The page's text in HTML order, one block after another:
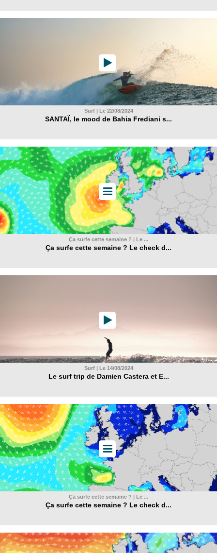
Surf | Le 22/08/2024
SANTAÏ, le mood de Bahia Frediani s...
Ça surfe cette semaine ? | Le ...
Ça surfe cette semaine ? Le check d...
Surf | Le 14/08/2024
Le surf trip de Damien Castera et E...
Ça surfe cette semaine ? | Le ...
Ça surfe cette semaine ? Le check d...